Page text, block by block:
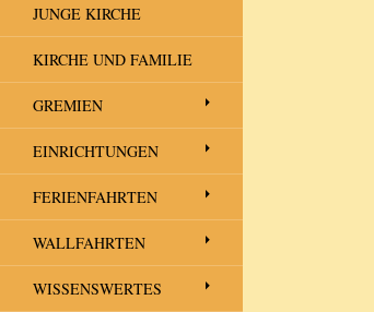
JUNGE KIRCHE
KIRCHE UND FAMILIE
GREMIEN
EINRICHTUNGEN
FERIENFAHRTEN
WALLFAHRTEN
WISSENSWERTES